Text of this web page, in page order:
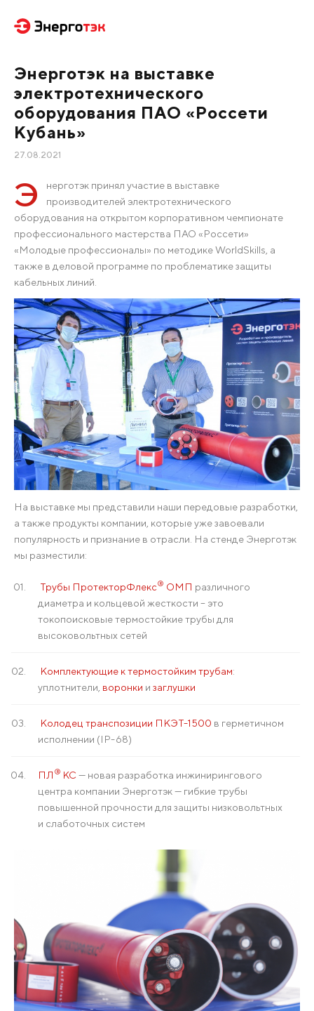
Энерготэк на выставке
электротехнического
оборудования ПАО «Россети
Кубань»
27.08.2021
Э
нерготэк принял участие в выставке
производителей электротехнического
оборудования на открытом корпоративном чемпионате
профессионального мастерства ПАО «Россети»
«Молодые профессионалы» по методике WorldSkills, а
также в деловой программе по проблематике защиты
кабельных линий.
На выставке мы представили наши передовые разработки,
а также продукты компании, которые уже завоевали
популярность и признание в отрасли. На стенде Энерготэк
мы разместили:
Трубы ПротекторФлекс® ОМП различного
диаметра и кольцевой жесткости – это
токопоисковые термостойкие трубы для
высоковольтных сетей
Комплектующие к термостойким трубам:
уплотнители, воронки и заглушки
Колодец транспозиции ПКЭТ-1500 в герметичном
исполнении (IP-68)
ПЛ ® КС — новая разработка инжинирингового
центра компании Энерготэк — гибкие трубы
повышенной прочности для защиты низковольтных
и слаботочных систем